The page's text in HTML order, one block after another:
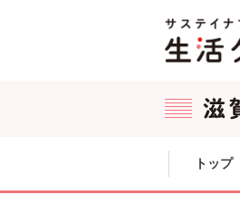
ここからサイト内共通メニューです。
サイト内共通メニューをスキップする
トップ